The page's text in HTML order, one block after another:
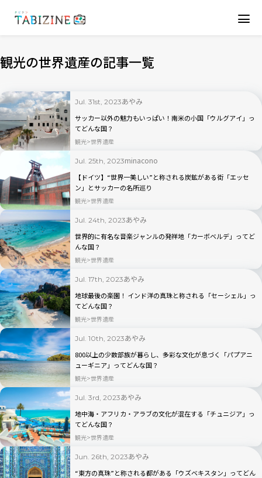
観光の世界遺産の記事一覧
Jul. 31st, 2023あやみ
サッカー以外の魅力もいっぱい！南米の小国「ウルグアイ」っ
てどんな国？
観光 世界遺産
Jul. 25th, 2023minacono
【ドイツ】“世界一美しい”と称される炭鉱がある街「エッセ
ン」とサッカーの名所巡り
観光 世界遺産
Jul. 24th, 2023あやみ
世界的に有名な音楽ジャンルの発祥地「カーボベルデ」ってど
んな国？
観光 世界遺産
Jul. 17th, 2023あやみ
地球最後の楽園！ インド洋の真珠と称される「セーシェル」っ
てどんな国？
観光 世界遺産
Jul. 10th, 2023あやみ
800以上の少数部族が暮らし、多彩な文化が息づく「パプアニ
ューギニア」ってどんな国？
観光 世界遺産
Jul. 3rd, 2023あやみ
地中海・アフリカ・アラブの文化が混在する「チュニジア」っ
てどんな国？
観光 世界遺産
Jun. 26th, 2023あやみ
“東方の真珠”と称される都がある「ウズベキスタン」ってどん